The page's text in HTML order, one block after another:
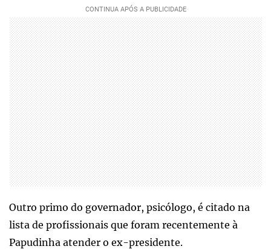
Outro primo do governador, psicólogo, é citado na
lista de profissionais que foram recentemente à
Papudinha atender o ex-presidente.